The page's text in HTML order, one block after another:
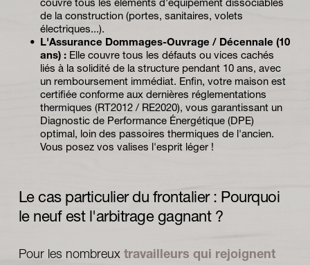
couvre tous les éléments d'équipement dissociables
de la construction (portes, sanitaires, volets
électriques...).
L'Assurance Dommages-Ouvrage / Décennale (10
ans) : Elle couvre tous les défauts ou vices cachés
liés à la solidité de la structure pendant 10 ans, avec
un remboursement immédiat. Enfin, votre maison est
certifiée conforme aux dernières réglementations
thermiques (RT2012 / RE2020), vous garantissant un
Diagnostic de Performance Énergétique (DPE)
optimal, loin des passoires thermiques de l'ancien.
Vous posez vos valises l'esprit léger !
Le cas particulier du frontalier : Pourquoi
le neuf est l'arbitrage gagnant ?
Pour les nombreux travailleurs qui rejoignent